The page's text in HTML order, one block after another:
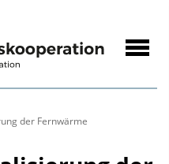
der Fernwärme